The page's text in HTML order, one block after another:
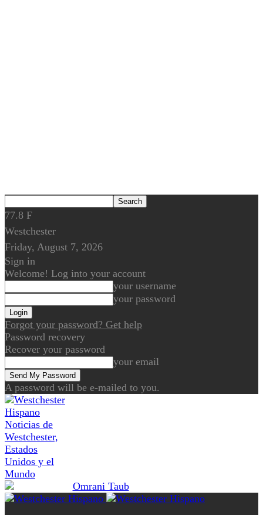
77.8 F
Westchester
Friday, August 7, 2026
Sign in
Welcome! Log into your account
your username
your password
Forgot your password? Get help
Password recovery
Recover your password
your email
A password will be e-mailed to you.
Noticias de
Westchester,
Estados
Unidos y el
Mundo